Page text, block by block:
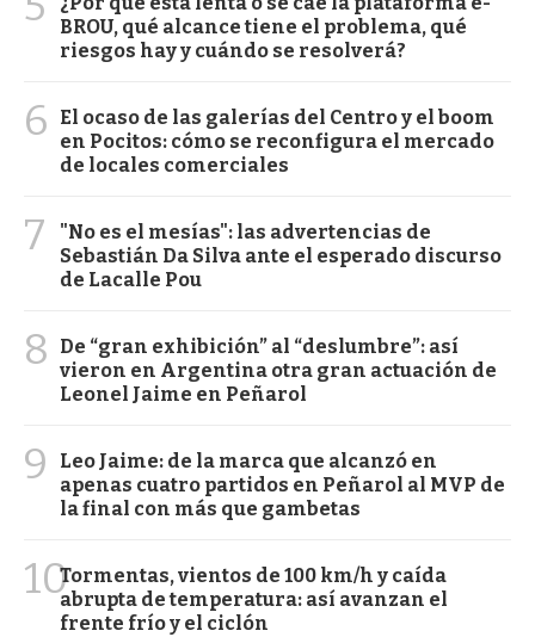
BROU, qué alcance tiene el problema, qué
riesgos hay y cuándo se resolverá?
6
El ocaso de las galerías del Centro y el boom
en Pocitos: cómo se reconfigura el mercado
de locales comerciales
7
"No es el mesías": las advertencias de
Sebastián Da Silva ante el esperado discurso
de Lacalle Pou
8
De “gran exhibición” al “deslumbre”: así
vieron en Argentina otra gran actuación de
Leonel Jaime en Peñarol
9
Leo Jaime: de la marca que alcanzó en
apenas cuatro partidos en Peñarol al MVP de
la final con más que gambetas
10Tormentas, vientos de 100 km/h y caída
abrupta de temperatura: así avanzan el
frente frío y el ciclón